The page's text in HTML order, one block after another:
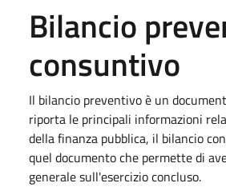
Bilancio
consuntivo
Il bilancio preventivo è un
riporta le principali informazioni
della finanza pubblica, il bilancio
quel documento che permette di
generale sull'esercizio concluso.